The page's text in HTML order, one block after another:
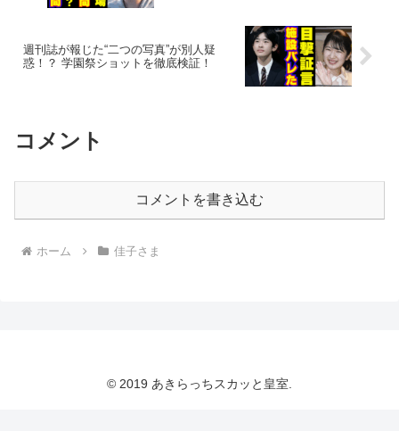
週刊誌が報じた“二つの写真”が別人疑
惑！？ 学園祭ショットを徹底検証！
コメント
コメントを書き込む
ホーム 佳子さま
© 2019 あきらっちスカッと皇室.